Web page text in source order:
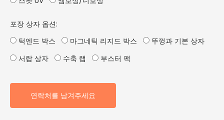
포장 상자 옵션:
턱엔드 박스
마그네틱 리지드 박스
뚜껑과 기본 상자
서랍 상자
수축 랩 부스터 팩
연락처를 남겨주세요